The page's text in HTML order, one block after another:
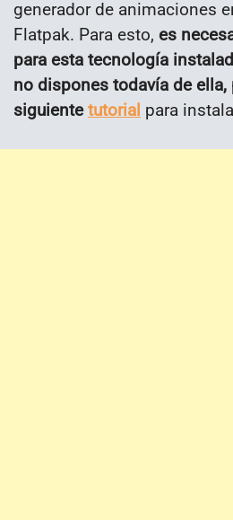
generador de animaciones
Flatpak. Para esto, es
para esta tecnología
no dispones todavía de ella,
siguientetutorial para